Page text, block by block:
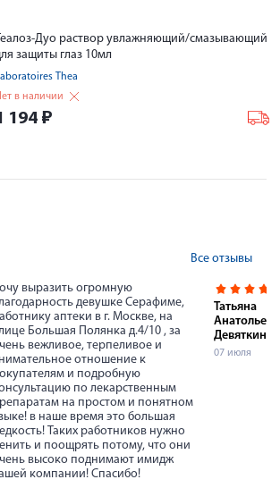
Дуо раствор увлажняющий/смазывающий
защиты глаз 10мл
Thea
в наличии
194 ₽
Все отзывы
выразить огромную
девушке Серафиме,
аптеки в г. Москве, на
Большая Полянка д.4/10 , за
вежливое, терпеливое и
отношение к
и подробную
по лекарственным
на простом и понятном
в наше время это большая
Таких работников нужно
и поощрять потому, что они
высоко поднимают имидж
компании! Спасибо!
Татьяна
Девяткина
07 июля